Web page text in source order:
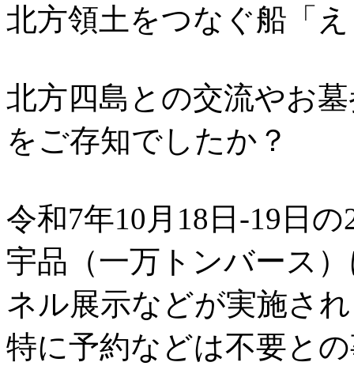
北方領土をつなぐ船「
北方四島との交流やお
をご存知でしたか？
令和7年10月18日-19日の
宇品（一万トンバース
ネル展示などが実施さ
特に予約などは不要と